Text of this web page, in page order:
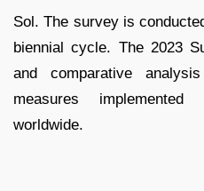
Sol. The survey is
biennial cycle. The 2023
and comparative
measures
worldwide.